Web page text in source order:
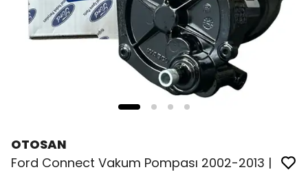
OTOSAN
Ford Connect Vakum Pompası 2002-2013 |